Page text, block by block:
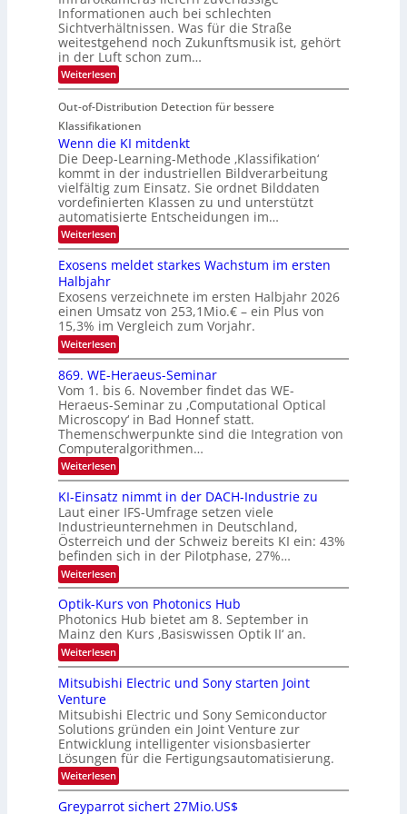
m
s
u
n
d
M
a
n
t
i
S
p
e
c
t
r
k
e
i
t
e
i
n
V
I
S
I
O
N
T
e
c
h
T
a
l
k
d
T
o
u
r
u
d
e
r
V
S
O
N
2
0
2
6
Informationen auch bei schlechten
Sichtverhältnissen. Was für die Straße
weitestgehend noch Zukunftsmusik ist, gehört
in der Luft schon zum…
Weiterlesen:
S
c
h
l
a
n
d
e
n
Out-of-Distribution Detection für bessere
Klassifikationen
Wenn die KI mitdenkt
Die Deep-Learning-Methode ‚Klassifikation‘
kommt in der industriellen Bildverarbeitung
vielfältig zum Einsatz. Sie ordnet Bilddaten
vordefinierten Klassen zu und unterstützt
automatisierte Entscheidungen im…
Weiterlesen:
W
n
d
i
e
K
I
m
i
t
d
e
n
k
t
Exosens meldet starkes Wachstum im ersten
Halbjahr
Exosens verzeichnete im ersten Halbjahr 2026
einen Umsatz von 253,1Mio.€ – ein Plus von
15,3% im Vergleich zum Vorjahr.
Weiterlesen:
E
x
o
s
e
n
s
m
e
l
d
e
t
s
t
a
r
k
e
W
a
c
h
s
u
i
m
e
r
s
t
e
n
869. WE-Heraeus-Seminar
Vom 1. bis 6. November findet das WE-
Heraeus-Seminar zu ‚Computational Optical
Microscopy‘ in Bad Honnef statt.
Themenschwerpunkte sind die Integration von
Computeralgorithmen…
Weiterlesen:
8
9
.
W
E
-
H
e
r
a
e
u
s
-
S
e
n
a
r
KI-Einsatz nimmt in der DACH-Industrie zu
Laut einer IFS-Umfrage setzen viele
Industrieunternehmen in Deutschland,
Österreich und der Schweiz bereits KI ein: 43%
befinden sich in der Pilotphase, 27%…
Weiterlesen:
K
-
E
i
n
s
t
n
m
m
t
i
n
d
Optik-Kurs von Photonics Hub
Photonics Hub bietet am 8. September in
Mainz den Kurs ‚Basiswissen Optik II‘ an.
Weiterlesen:
O
p
t
k
-
K
u
r
s
v
o
Mitsubishi Electric und Sony starten Joint
Venture
Mitsubishi Electric und Sony Semiconductor
Solutions gründen ein Joint Venture zur
Entwicklung intelligenter visionsbasierter
Lösungen für die Fertigungsautomatisierung.
Weiterlesen:
M
Greyparrot sichert 27Mio.US$